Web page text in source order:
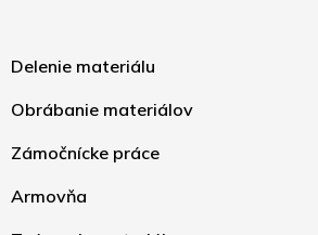
Delenie materiálu
Obrábanie materiálov
Zámočnícke práce
Armovňa